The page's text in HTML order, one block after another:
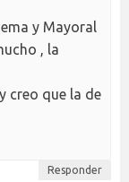
y Mayoral
, la
creo que la de
Responder